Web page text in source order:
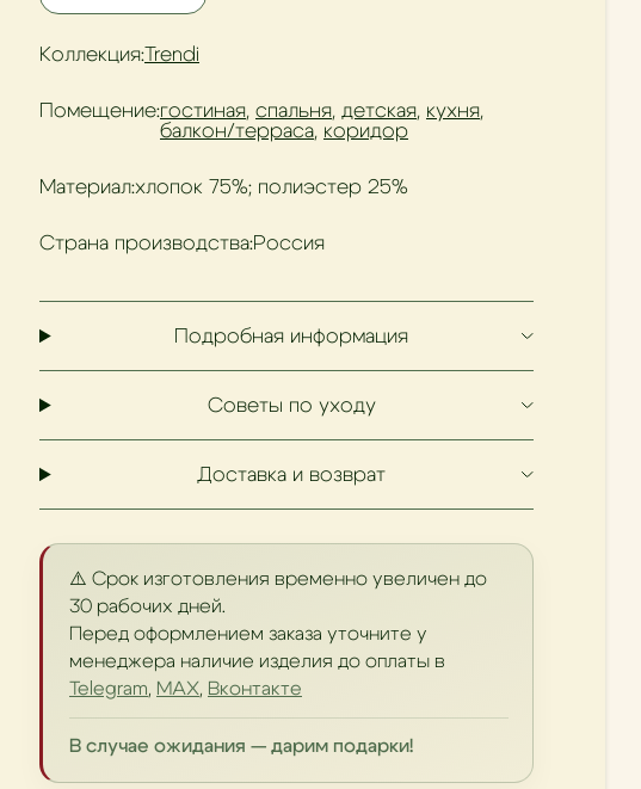
Коллекция:Trendi
Помещение:гостиная, спальня, детская, кухня,
балкон/терраса, коридор
Материал:хлопок 75%; полиэстер 25%
Страна производства:Россия
Подробная информация
Советы по уходу
Доставка и возврат
⚠️ Срок изготовления временно увеличен до
30 рабочих дней.
Перед оформлением заказа уточните у
менеджера наличие изделия до оплаты в
Telegram, MAX, Вконтакте
В случае ожидания — дарим подарки!